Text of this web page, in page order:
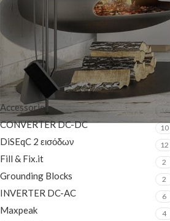
On sale
In stock
ΚΑΤΗΓΟΡΊΕΣ ΠΡΟΪΌΝΤΩΝ
Accessories 16
CONVERTER DC-DC 10
DiSEqC 2 εισόδων 12
Fill & Fix.it 2
Grounding Blocks 2
INVERTER DC-AC 6
Maxpeak 4